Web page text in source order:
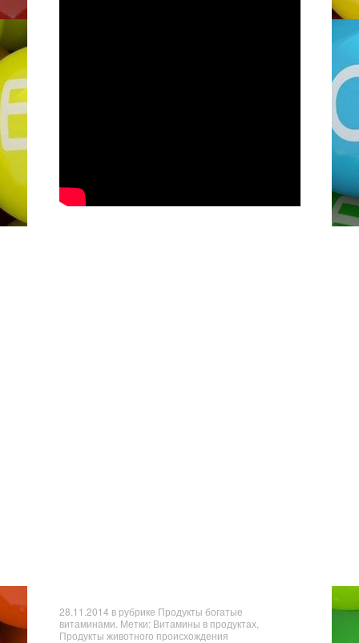
28.11.2014 в рубрике Продукты богатые
витаминами . Метки: Витамины в продуктах,
Продукты животного происхождения